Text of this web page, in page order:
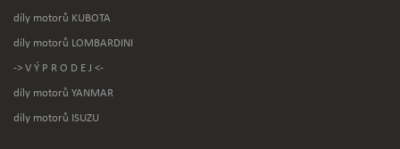
díly motorů KUBOTA
díly motorů LOMBARDINI
-> V Ý P R O D E J <-
díly motorů YANMAR
díly motorů ISUZU